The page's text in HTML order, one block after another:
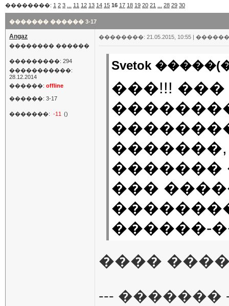
��������: 1 2 3 11 12 13 14 15 16 17 18 19 20 21 28 29 30
������� ������ 3-17
Angaz
�������� ������
���������: 294
�����������:
28.12.2014
������: offline
������: 3-17
�������: -11 ()
��������: 21.05.2015, 10:55 |
Svetok
���!!!
�������
���
������-
����
--- �������